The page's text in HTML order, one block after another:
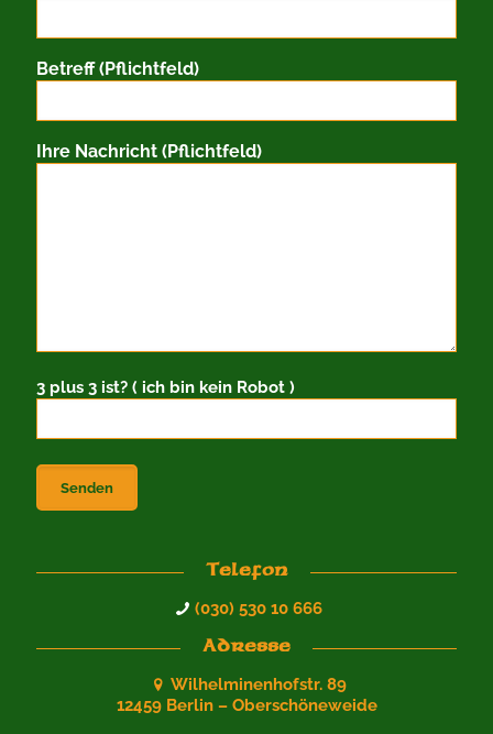
Betreff (Pflichtfeld)
Ihre Nachricht (Pflichtfeld)
3 plus 3 ist? ( ich bin kein Robot )
Telefon
(030) 530 10 666
Adresse
Wilhelminenhofstr. 89
12459 Berlin – Oberschöneweide